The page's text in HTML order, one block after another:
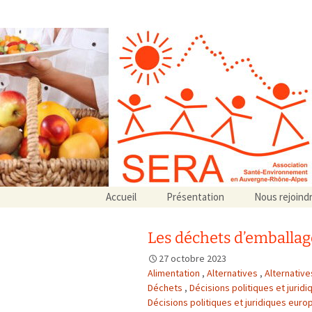
Aller
au
Accueil Présentation
Associations partenaires
Associations adhérentes
Nous
Les déchets
27 octobre 2023
Alimentation , Alternatives ,
Déchets , Décisions politiques et
Décisions politiques et juridiques